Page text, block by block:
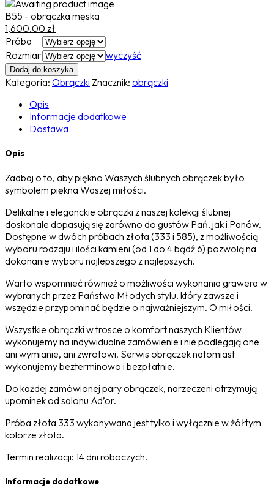
B55 - obrączka męska
1,600.00 zł
Próba
Rozmiar
wyczyść
Dodaj do koszyka
Kategoria: Obrączki Znacznik: obrączki
Opis
Informacje dodatkowe
Dostawa
Opis
Zadbaj o to, aby piękno Waszych ślubnych obrączek było
symbolem piękna Waszej miłości.
Delikatne i eleganckie obrączki z naszej kolekcji ślubnej
doskonale dopasują się zarówno do gustów Pań, jak i Panów.
Dostępne w dwóch próbach złota (333 i 585), z możliwością
wyboru rodzaju i ilości kamieni (od 1 do 4 bądź 6) pozwolą na
dokonanie wyboru najlepszego z najlepszych.
Warto wspomnieć również o możliwości wykonania grawera w
wybranych przez Państwa Młodych stylu, który zawsze i
wszędzie przypominać będzie o najważniejszym. O miłości.
Wszystkie obrączki w trosce o komfort naszych Klientów
wykonujemy na indywidualne zamówienie i nie podlegają one
ani wymianie, ani zwrotowi. Serwis obrączek natomiast
wykonujemy bezterminowo i bezpłatnie.
Do każdej zamówionej pary obrączek, narzeczeni otrzymują
upominek od salonu Ad’or.
Próba złota 333 wykonywana jest tylko i wyłącznie w żółtym
kolorze złota.
Termin realizacji: 14 dni roboczych.
Informacje dodatkowe